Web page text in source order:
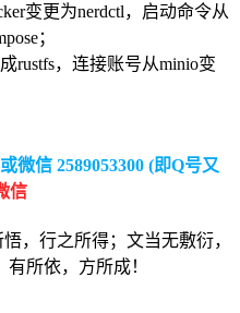
变更为nerdctl，启动命令从
；
rustfs，连接账号从minio变
微信 2589053300 (即Q号又
信
，行之所得；文当无敷衍，
所依，方所成！